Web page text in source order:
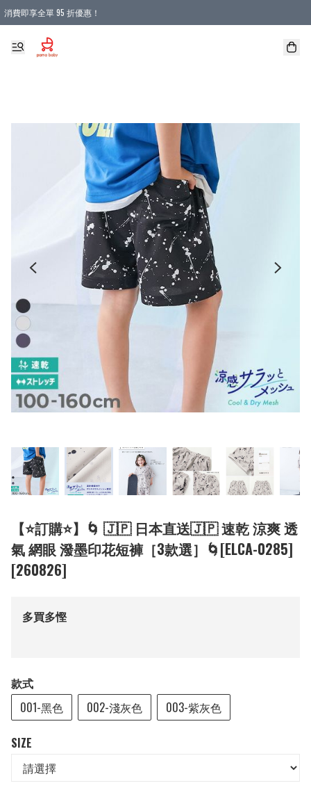
消費即享全單 95 折優惠！
購物滿 HKD 900.00即享免運費優惠！（適用於 本地送貨、本地取貨 )
【⭐訂購⭐】🌀 🇯🇵 日本直送🇯🇵 速乾 涼爽 透
氣 網眼 潑墨印花短褲［3款選］🌀[ELCA-0285]
[260826]
多買多慳
款式
001-黑色
002-淺灰色 003-紫灰色
SIZE